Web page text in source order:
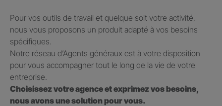
Pour vos outils de travail et quelque soit votre activité,
nous vous proposons un produit adapté à vos besoins
spécifiques.
Notre réseau d’Agents généraux est à votre disposition
pour vous accompagner tout le long de la vie de votre
entreprise.
Choisissez votre agence et exprimez vos besoins,
nous avons une solution pour vous.